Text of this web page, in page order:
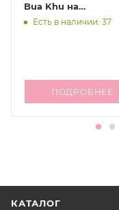
Bua Khu на
натуральных травах
Есть в наличии: 37
ПОДРОБНЕЕ
КАТАЛОГ